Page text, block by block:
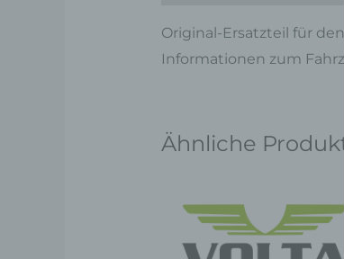
Original-Ersatzteil für
Informationen zum
Ähnliche